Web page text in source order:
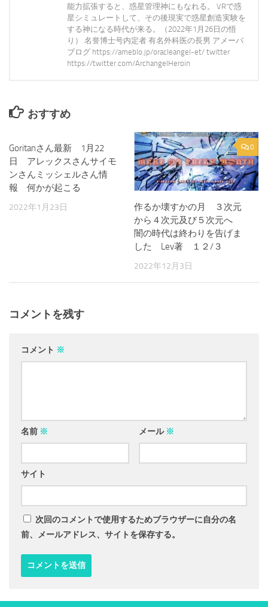
能力拡張すると、惑星管理神にもなれる。 VRで惑
星シミュレートして、その後現実で惑星創造実験を
する神になる時代が来る。（2022年1月26日の悟
り） 名誉博士号内定者 有名外科医の長男 アメーバ
ブログ https://ameblo.jp/oracleangel-et/ twitter
https://twitter.com/ArchangelHeroin
おすすめ
Goritanさん最新 1月22
日 アレックスさんサイモ
ンさんミッシェルさん情
報 何かが起こる
2022年1月23日
0
作るか壊すかの月 ３次元
から４次元及び５次元へ
闇の時代は終わりを告げま
した Lev著 １２/３
2022年12月3日
コメントを残す
コメント ※
名前 ※ メール ※
サイト
次回のコメントで使用するためブラウザーに自分の名
前、メールアドレス、サイトを保存する。